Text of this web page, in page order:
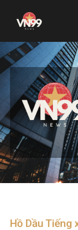
Hồ Dầu Tiếng